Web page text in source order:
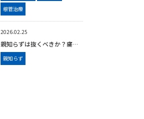
根管治療
2026.02.25
親知らずは抜くべきか？痛い時と痛くない時をくり返す場合の判断基準【福岡市南区 大橋｜大橋THREE歯科・矯正歯科】
親知らず